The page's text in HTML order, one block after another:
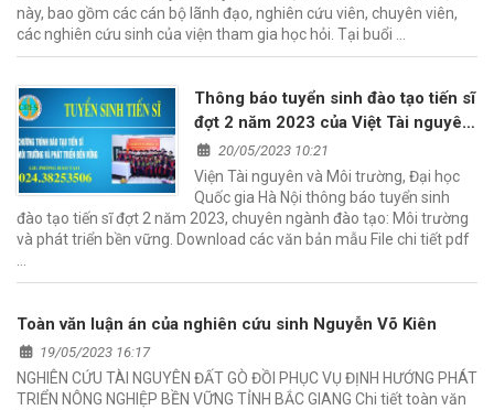
này, bao gồm các cán bộ lãnh đạo, nghiên cứu viên, chuyên viên,
các nghiên cứu sinh của viện tham gia học hỏi. Tại buổi …
Thông báo tuyển sinh đào tạo tiến sĩ
đợt 2 năm 2023 của Việt Tài nguyên
và Môi trường
20/05/2023 10:21
Viện Tài nguyên và Môi trường, Đại học
Quốc gia Hà Nội thông báo tuyển sinh
đào tạo tiến sĩ đợt 2 năm 2023, chuyên ngành đào tạo: Môi trường
và phát triển bền vững. Download các văn bản mẫu File chi tiết pdf
Toàn văn luận án của nghiên cứu sinh Nguyễn Võ Kiên
19/05/2023 16:17
NGHIÊN CỨU TÀI NGUYÊN ĐẤT GÒ ĐỒI PHỤC VỤ ĐỊNH HƯỚNG PHÁT
TRIỂN NÔNG NGHIỆP BỀN VỮNG TỈNH BẮC GIANG Chi tiết toàn văn